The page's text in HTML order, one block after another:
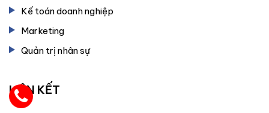
Kế toán doanh nghiệp
Marketing
Quản trị nhân sự
LIÊN KẾT